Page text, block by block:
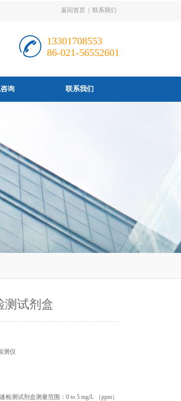
返回首页 联系我们
13301708553
86-021-56552601
询 联系我们
测试剂盒
测仪
测试剂盒测量范围：0 to 5 mg/L （ppm）